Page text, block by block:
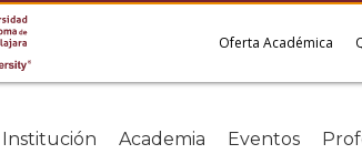
Oferta Académica
Institución Academia Eventos